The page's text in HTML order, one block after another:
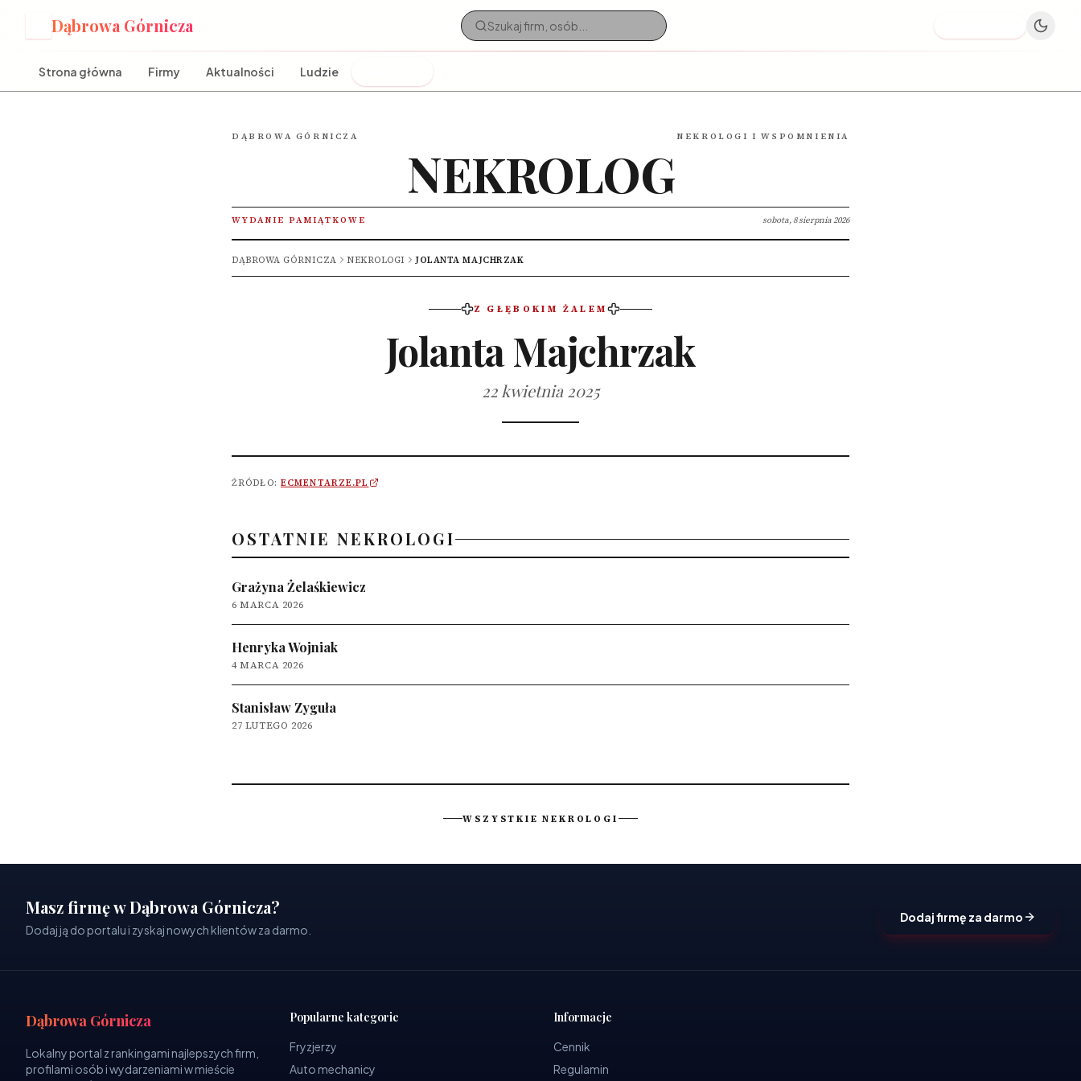
Dąbrowa Górnicza
Strona główna Firmy Aktualności Ludzie
DĄBROWA GÓRNICZA NEKROLOGI I WSPOMNIENIA
NEKROLOG
WYDANIE PAMIĄTKOWE sobota, 8 sierpnia 2026
DĄBROWA GÓRNICZA NEKROLOGI JOLANTA MAJCHRZAK
Z GŁĘBOKIM ŻALEM
Jolanta Majchrzak
22 kwietnia 2025
ŹRÓDŁO: ECMENTARZE.PL
OSTATNIE NEKROLOGI
Grażyna Żelaśkiewicz
6 MARCA 2026
Henryka Wojniak
4 MARCA 2026
Stanisław Zyguła
27 LUTEGO 2026
WSZYSTKIE NEKROLOGI
Masz firmę w Dąbrowa Górnicza?
Dodaj ją do portalu i zyskaj nowych klientów za darmo.
Dodaj firmę za darmo
Dąbrowa Górnicza
Lokalny portal z rankingami najlepszych firm,
profilami osób i wydarzeniami w mieście
Popularne kategorie
Fryzjerzy
Auto mechanicy
Informacje
Cennik
Regulamin